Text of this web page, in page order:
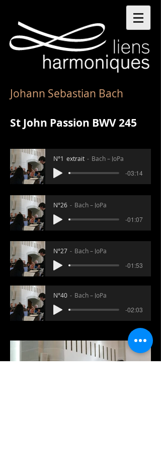
Johann Sebastian Bach
St John Passion BWV 245
N°1_extrait Bach – JoPa
-03:14
N°26 Bach – JoPa
-01:07
N°27 Bach – JoPa
-01:53
N°40 Bach – JoPa
-02:03